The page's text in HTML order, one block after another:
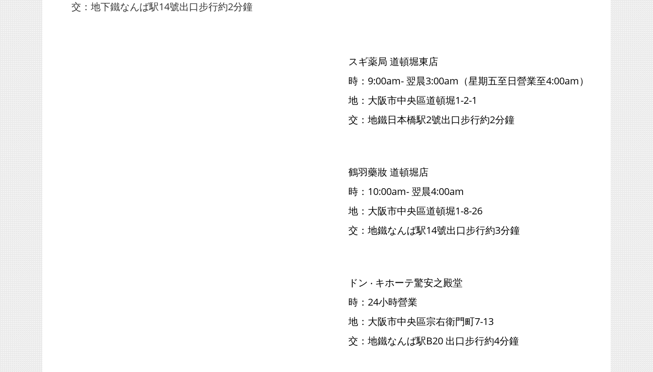
交：地下鐵なんば駅14號出口步行約2分鐘
スギ薬局 道頓堀東店
時：9:00am- 翌晨3:00am（星期五至日營業至4:00am）
地：大阪市中央區道頓堀1-2-1
交：地鐵日本橋駅2號出口步行約2分鐘
鶴羽藥妝 道頓堀店
時：10:00am- 翌晨4:00am
地：大阪市中央區道頓堀1-8-26
交：地鐵なんば駅14號出口步行約3分鐘
ドン ‧ キホーテ驚安之殿堂
時：24小時營業
地：大阪市中央區宗右衛門町7-13
交：地鐵なんば駅B20 出口步行約4分鐘